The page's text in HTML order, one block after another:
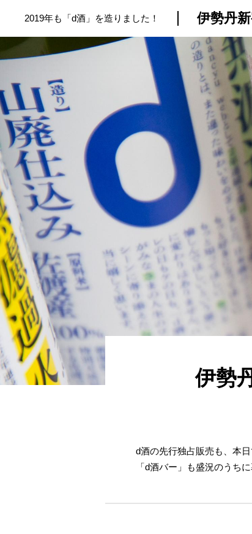
2019年も「d酒」を造りました！ 伊勢丹
伊勢
d酒の先行独占販売も、本
「d酒バー」も盛況のうち